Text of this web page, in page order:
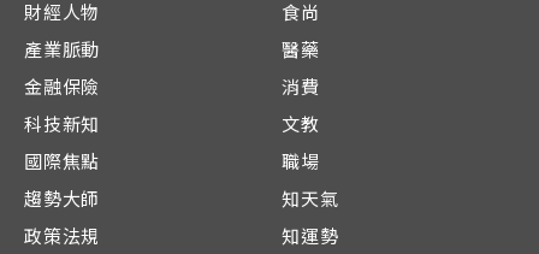
財經人物
產業脈動
金融保險
科技新知
國際焦點
趨勢大師
政策法規
食尚
醫藥
消費
文教
職場
知天氣
知運勢